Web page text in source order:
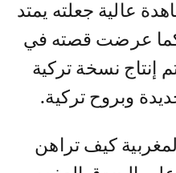
عالية جعلته يمتد
عرضت قصته في
إنتاج نسخة تركية
وبروح تركية.
كيف تراهن